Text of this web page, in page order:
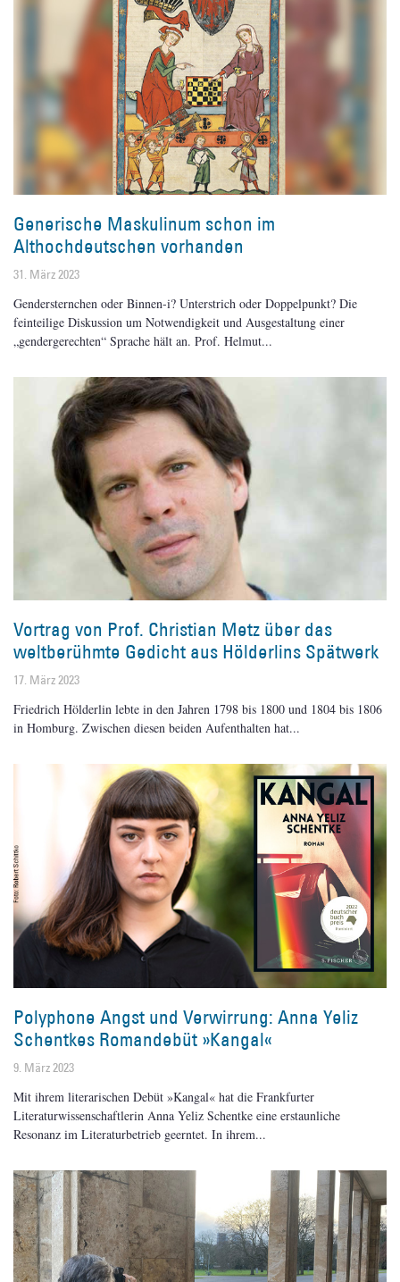
Generische Maskulinum schon im
Althochdeutschen vorhanden
31. März 2023
Gendersternchen oder Binnen-i? Unterstrich oder Doppelpunkt? Die
feinteilige Diskussion um Notwendigkeit und Ausgestaltung einer
„gendergerechten“ Sprache hält an. Prof. Helmut
Vortrag von Prof. Christian Metz über das
weltberühmte Gedicht aus Hölderlins Spätwerk
17. März 2023
Friedrich Hölderlin lebte in den Jahren 1798 bis 1800 und 1804 bis 1806
in Homburg. Zwischen diesen beiden Aufenthalten hat
Polyphone Angst und Verwirrung: Anna Yeliz
Schentkes Romandebüt »Kangal«
9. März 2023
Mit ihrem literarischen Debüt »Kangal« hat die Frankfurter
Literaturwissenschaftlerin Anna Yeliz Schentke eine erstaunliche
Resonanz im Literaturbetrieb geerntet. In ihrem